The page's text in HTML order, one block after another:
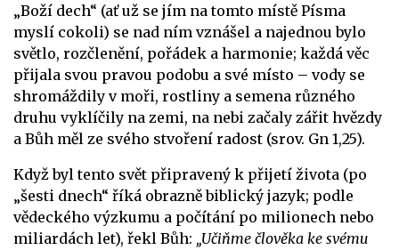
„Boží dech“ (ať už se jím na tomto místě Písma
myslí cokoli) se nad ním vznášel a najednou bylo
světlo, rozčlenění, pořádek a harmonie; každá věc
přijala svou pravou podobu a své místo – vody se
shromáždily v moři, rostliny a semena různého
druhu vyklíčily na zemi, na nebi začaly zářit hvězdy
a Bůh měl ze svého stvoření radost (srov. Gn 1,25).
Když byl tento svět připravený k přijetí života (po
„šesti dnech“ říká obrazně biblický jazyk; podle
vědeckého výzkumu a počítání po milionech nebo
miliardách let), řekl Bůh: „Učiňme člověka ke svému